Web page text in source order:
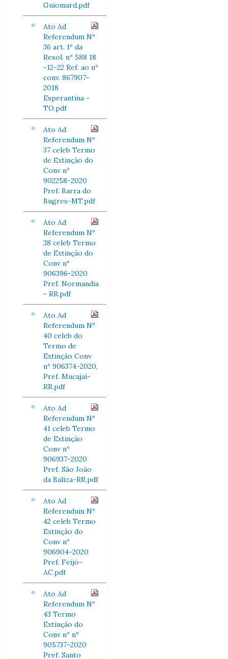
Guiomard.pdf
Ato Ad
Referendum Nº
36 art. 1º da
Resol. nº 588 18
-12-22 Ref. ao nº
conv. 867907-
2018
Esperantina -
TO.pdf
Ato Ad
Referendum Nº
37 celeb Termo
de Extinção do
Conv nº
902258-2020
Pref. Barra do
Bugres-MT.pdf
Ato Ad
Referendum Nº
38 celeb Termo
de Extinção do
Conv nº
906396-2020
Pref. Normandia
- RR.pdf
Ato Ad
Referendum Nº
40 celeb do
Termo de
Extinção Conv
nº 906374-2020,
Pref. Mucajaí-
RR.pdf
Ato Ad
Referendum Nº
41 celeb Termo
de Extinção
Conv nº
906937-2020
Pref. São João
da Baliza-RR.pdf
Ato Ad
Referendum Nº
42 celeb Termo
Extinção do
Conv nº
906904-2020
Pref. Feijó-
AC.pdf
Ato Ad
Referendum Nº
43 Termo
Extinção do
Conv nº nº
905737-2020
Pref. Santo